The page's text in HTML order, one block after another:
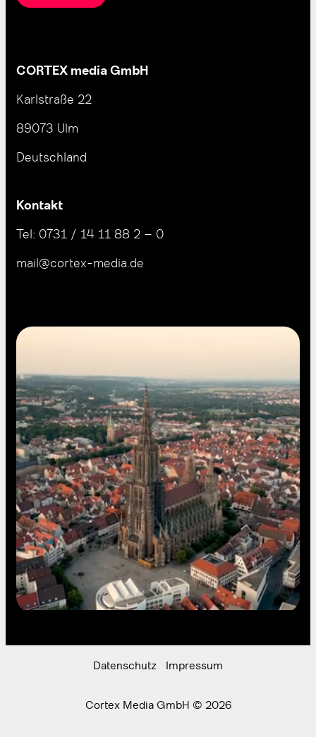
CORTEX media GmbH
Karlstraße 22
89073 Ulm
Deutschland
Kontakt
Tel: 0731 / 14 11 88 2 – 0
mail@cortex-media.de
Datenschutz Impressum
Cortex Media GmbH © 2026